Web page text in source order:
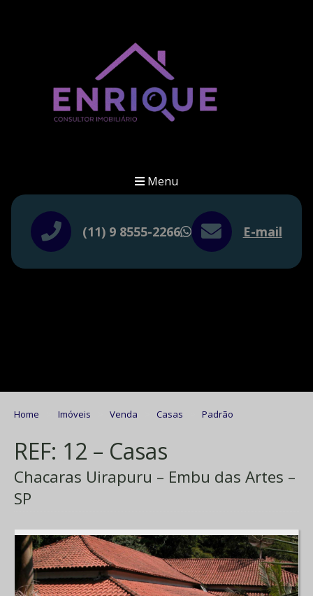
Menu
(11) 9 8555-2266 WhatsApp
E-mail
Home Imóveis Venda Casas Padrão
REF: 12 – Casas
Chacaras Uirapuru – Embu das Artes –
SP